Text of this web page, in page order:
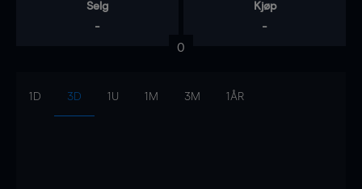
Selg
-
Kjøp
-
0
1D 3D 1U 1M 3M 1ÅR